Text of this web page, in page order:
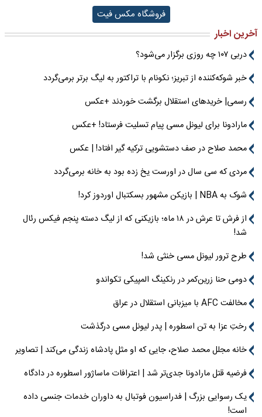
فروشگاه مکس فیت
آخرین اخبار
دربی ۱۰۷ چه روزی برگزار می‌شود؟
خبر شوکه‌کننده از تبریز؛ نکونام با تراکتور به لیگ برتر برمی‌گردد
رسمی| خریدهای استقلال برگشت خوردند +عکس
مارادونا برای لیونل مسی پیام تسلیت فرستاد! +عکس
محمد صلاح در صف دستشویی ترکیه گیر افتاد! | عکس
مردی که سی سال در اورست یخ زده بود به خانه برمی‌گردد
شوک به NBA | بازیکن مشهور بسکتبال اوردوز کرد!
از فرش تا عرش در ۱۸ ماه؛ بازیکنی که از لیگ دسته پنجم فیکس رئال
شد!
طرح ترور لیونل مسی خنثی شد!
دومی حنا زرین‌کمر در رنکینگ المپیکی تکواندو
مخالفت AFC با میزبانی استقلال در عراق
رختِ عزا به تن اسطوره | پدر لیونل مسی درگذشت
خانه مجلل محمد صلاح، جایی که او مثل پادشاه زندگی می‌کند | تصاویر
فرضیه قتل مارادونا جدی‌تر شد | اعترافات ماساژور اسطوره در دادگاه
یک رسوایی بزرگ | فدراسیون فوتبال به داوران خدمات جنسی داده
است!